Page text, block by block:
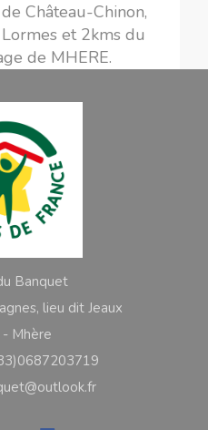
Château-Chinon,
et 2kms du
de MHERE.
Banquet
lieu dit Jeaux
Mhère